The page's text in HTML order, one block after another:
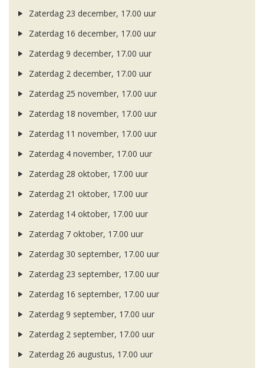
Zaterdag 23 december, 17.00 uur
Zaterdag 16 december, 17.00 uur
Zaterdag 9 december, 17.00 uur
Zaterdag 2 december, 17.00 uur
Zaterdag 25 november, 17.00 uur
Zaterdag 18 november, 17.00 uur
Zaterdag 11 november, 17.00 uur
Zaterdag 4 november, 17.00 uur
Zaterdag 28 oktober, 17.00 uur
Zaterdag 21 oktober, 17.00 uur
Zaterdag 14 oktober, 17.00 uur
Zaterdag 7 oktober, 17.00 uur
Zaterdag 30 september, 17.00 uur
Zaterdag 23 september, 17.00 uur
Zaterdag 16 september, 17.00 uur
Zaterdag 9 september, 17.00 uur
Zaterdag 2 september, 17.00 uur
Zaterdag 26 augustus, 17.00 uur